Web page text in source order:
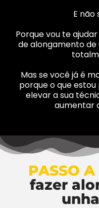
E não
Porque vou te
de alongamento de
Mas se você já é
porque o que
elevar a sua
aumentar
PASSO A
fazer